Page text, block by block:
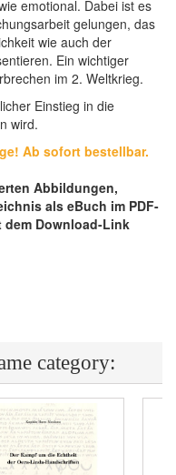
emotional. Dabei ist es
gelungen, das
wie auch der
Ein wichtiger
im 2. Weltkrieg.
Einstieg in die
wird.
Ab sofort bestellbar.
Abbildungen,
als eBuch im PDF-
dem Download-Link
category: